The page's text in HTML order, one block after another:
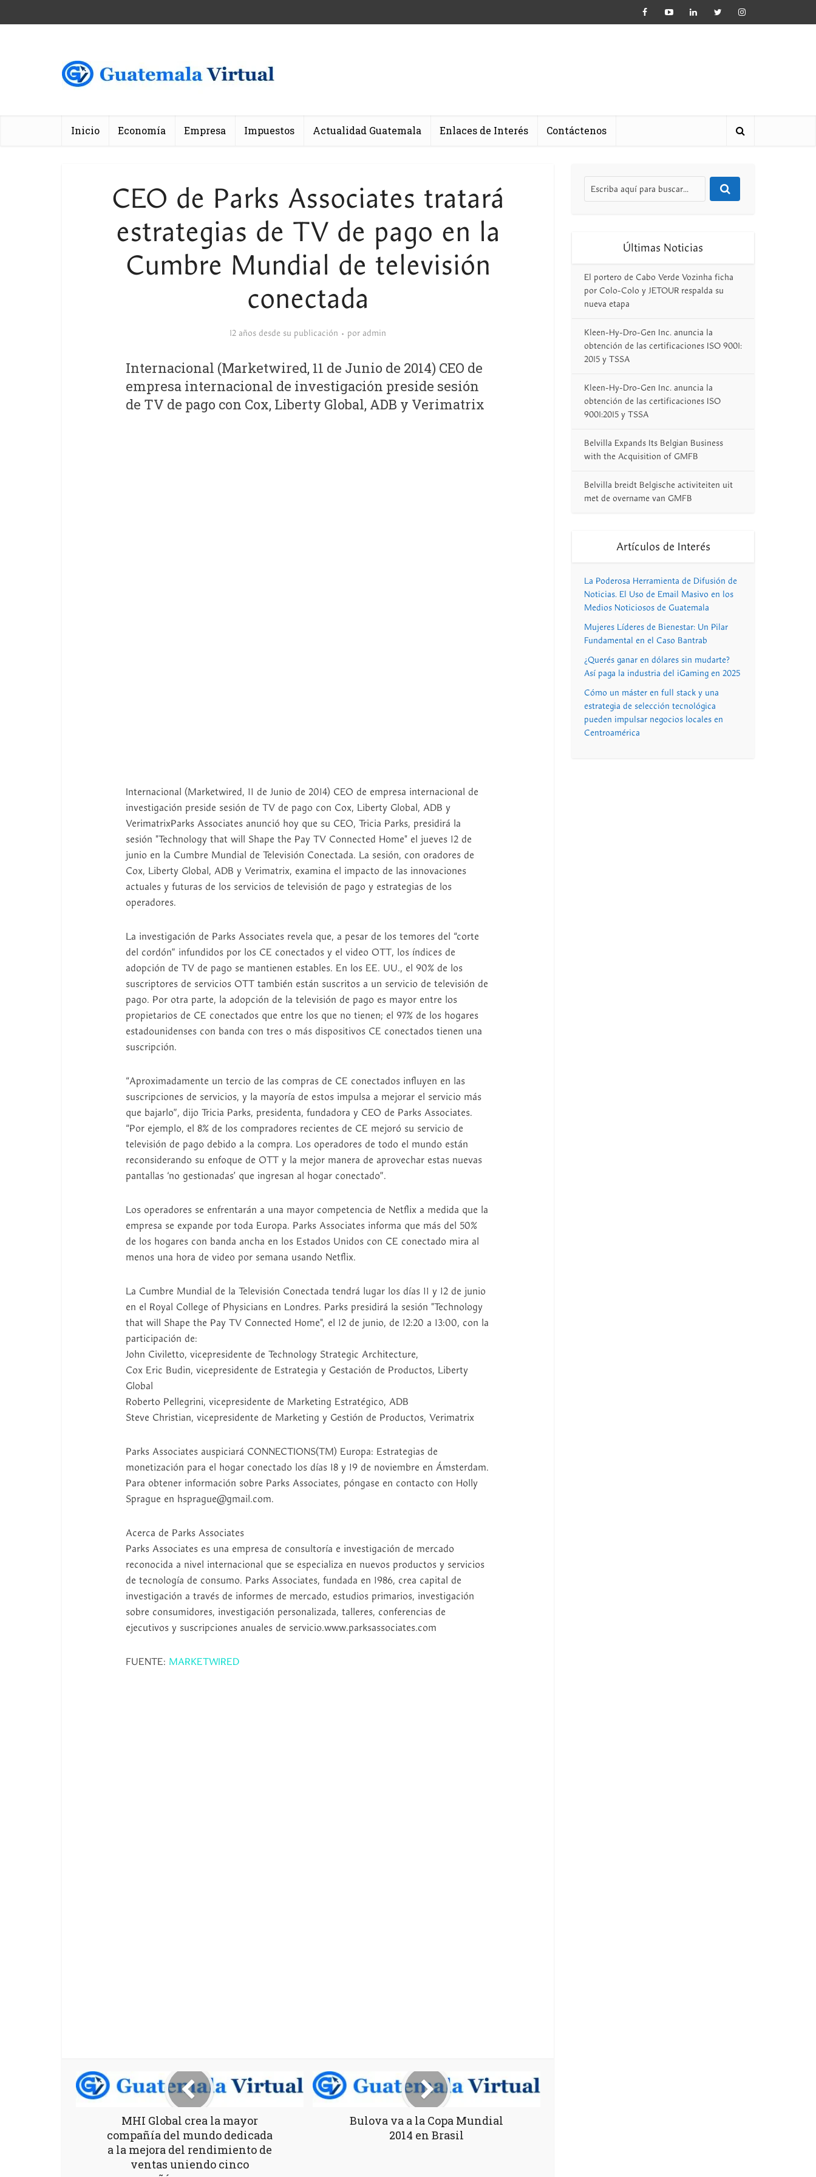
Inicio Economía Empresa Impuestos Actualidad Guatemala Enlaces de Interés Contáctenos
CEO de Parks Associates tratará
estrategias de TV de pago en la
Cumbre Mundial de televisión
conectada
12 años desde su publicación por admin
Internacional (Marketwired, 11 de Junio de 2014) CEO de
empresa internacional de investigación preside sesión
de TV de pago con Cox, Liberty Global, ADB y Verimatrix
Internacional (Marketwired, 11 de Junio de 2014) CEO de empresa internacional de
investigación preside sesión de TV de pago con Cox, Liberty Global, ADB y
VerimatrixParks Associates anunció hoy que su CEO, Tricia Parks, presidirá la
sesión "Technology that will Shape the Pay TV Connected Home" el jueves 12 de
junio en la Cumbre Mundial de Televisión Conectada. La sesión, con oradores de
Cox, Liberty Global, ADB y Verimatrix, examina el impacto de las innovaciones
actuales y futuras de los servicios de televisión de pago y estrategias de los
operadores.
La investigación de Parks Associates revela que, a pesar de los temores del “corte
del cordón” infundidos por los CE conectados y el video OTT, los índices de
adopción de TV de pago se mantienen estables. En los EE. UU., el 90% de los
suscriptores de servicios OTT también están suscritos a un servicio de televisión de
pago. Por otra parte, la adopción de la televisión de pago es mayor entre los
propietarios de CE conectados que entre los que no tienen; el 97% de los hogares
estadounidenses con banda con tres o más dispositivos CE conectados tienen una
suscripción.
“Aproximadamente un tercio de las compras de CE conectados influyen en las
suscripciones de servicios, y la mayoría de estos impulsa a mejorar el servicio más
que bajarlo”, dijo Tricia Parks, presidenta, fundadora y CEO de Parks Associates.
“Por ejemplo, el 8% de los compradores recientes de CE mejoró su servicio de
televisión de pago debido a la compra. Los operadores de todo el mundo están
reconsiderando su enfoque de OTT y la mejor manera de aprovechar estas nuevas
pantallas ‘no gestionadas’ que ingresan al hogar conectado”.
Los operadores se enfrentarán a una mayor competencia de Netflix a medida que la
empresa se expande por toda Europa. Parks Associates informa que más del 50%
de los hogares con banda ancha en los Estados Unidos con CE conectado mira al
menos una hora de video por semana usando Netflix.
La Cumbre Mundial de la Televisión Conectada tendrá lugar los días 11 y 12 de junio
en el Royal College of Physicians en Londres. Parks presidirá la sesión "Technology
that will Shape the Pay TV Connected Home", el 12 de junio, de 12:20 a 13:00, con la
participación de:
John Civiletto, vicepresidente de Technology Strategic Architecture,
Cox Eric Budin, vicepresidente de Estrategia y Gestación de Productos, Liberty
Global
Roberto Pellegrini, vicepresidente de Marketing Estratégico, ADB
Steve Christian, vicepresidente de Marketing y Gestión de Productos, Verimatrix
Parks Associates auspiciará CONNECTIONS(TM) Europa: Estrategias de
monetización para el hogar conectado los días 18 y 19 de noviembre en Ámsterdam.
Para obtener información sobre Parks Associates, póngase en contacto con Holly
Sprague en hsprague@gmail.com.
Acerca de Parks Associates
Parks Associates es una empresa de consultoría e investigación de mercado
reconocida a nivel internacional que se especializa en nuevos productos y servicios
de tecnología de consumo. Parks Associates, fundada en 1986, crea capital de
investigación a través de informes de mercado, estudios primarios, investigación
sobre consumidores, investigación personalizada, talleres, conferencias de
ejecutivos y suscripciones anuales de servicio.www.parksassociates.com
FUENTE: MARKETWIRED
MHI Global crea la mayor
compañía del mundo dedicada
a la mejora del rendimiento de
ventas uniendo cinco
Bulova va a la Copa Mundial
2014 en Brasil
Últimas Noticias
El portero de Cabo Verde Vozinha ficha
por Colo-Colo y JETOUR respalda su
nueva etapa
Kleen-Hy-Dro-Gen Inc. anuncia la
obtención de las certificaciones ISO 9001:
2015 y TSSA
Kleen-Hy-Dro-Gen Inc. anuncia la
obtención de las certificaciones ISO
9001:2015 y TSSA
Belvilla Expands Its Belgian Business
with the Acquisition of GMFB
Belvilla breidt Belgische activiteiten uit
met de overname van GMFB
Artículos de Interés
La Poderosa Herramienta de Difusión de
Noticias. El Uso de Email Masivo en los
Medios Noticiosos de Guatemala
Mujeres Líderes de Bienestar: Un Pilar
Fundamental en el Caso Bantrab
¿Querés ganar en dólares sin mudarte?
Así paga la industria del iGaming en 2025
Cómo un máster en full stack y una
estrategia de selección tecnológica
pueden impulsar negocios locales en
Centroamérica